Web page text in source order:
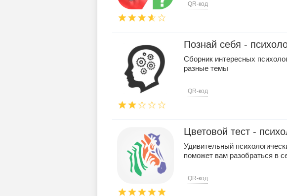
QR-код
Познай себя -
Сборник интересных
разные темы
QR-код
Цветовой тест -
Удивительный
поможет вам разобраться в
QR-код